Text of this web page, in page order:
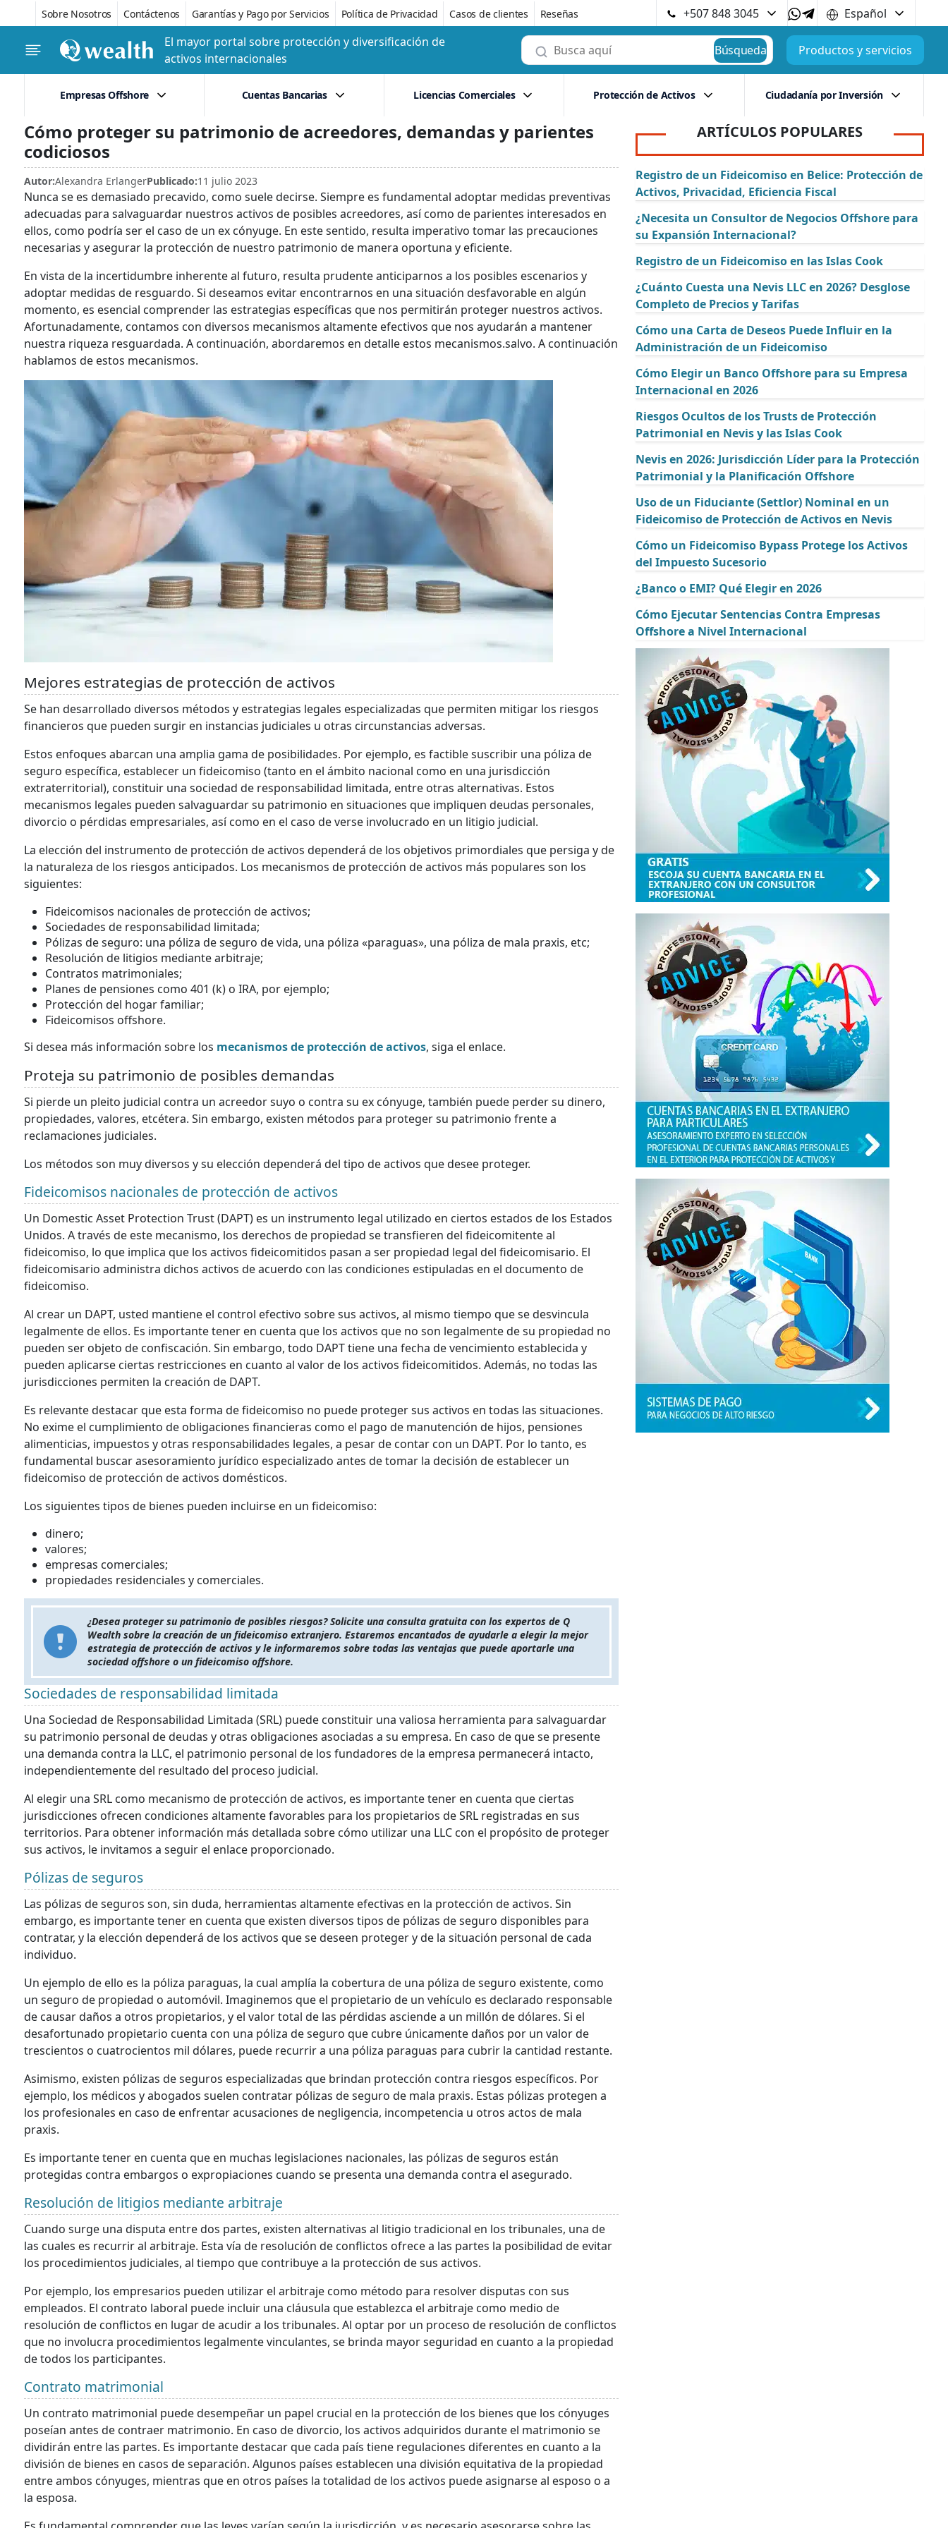
Sobre Nosotros Contáctenos Garantías y Pago por Servicios Política de Privacidad Casos de clientes Reseñas +507 848 3045
Español
El mayor portal sobre protección y diversificación de
activos internacionales
Búsqueda Productos y servicios
Empresas Offshore Cuentas Bancarias Licencias Comerciales Protección de Activos Ciudadanía por Inversión
Cómo proteger su patrimonio de acreedores, demandas y parientes
codiciosos
Autor:Alexandra ErlangerPublicado:11 julio 2023
Nunca se es demasiado precavido, como suele decirse. Siempre es fundamental adoptar medidas preventivas
adecuadas para salvaguardar nuestros activos de posibles acreedores, así como de parientes interesados en
ellos, como podría ser el caso de un ex cónyuge. En este sentido, resulta imperativo tomar las precauciones
necesarias y asegurar la protección de nuestro patrimonio de manera oportuna y eficiente.
En vista de la incertidumbre inherente al futuro, resulta prudente anticiparnos a los posibles escenarios y
adoptar medidas de resguardo. Si deseamos evitar encontrarnos en una situación desfavorable en algún
momento, es esencial comprender las estrategias específicas que nos permitirán proteger nuestros activos.
Afortunadamente, contamos con diversos mecanismos altamente efectivos que nos ayudarán a mantener
nuestra riqueza resguardada. A continuación, abordaremos en detalle estos mecanismos.salvo. A continuación
hablamos de estos mecanismos.
Mejores estrategias de protección de activos
Se han desarrollado diversos métodos y estrategias legales especializadas que permiten mitigar los riesgos
financieros que pueden surgir en instancias judiciales u otras circunstancias adversas.
Estos enfoques abarcan una amplia gama de posibilidades. Por ejemplo, es factible suscribir una póliza de
seguro específica, establecer un fideicomiso (tanto en el ámbito nacional como en una jurisdicción
extraterritorial), constituir una sociedad de responsabilidad limitada, entre otras alternativas. Estos
mecanismos legales pueden salvaguardar su patrimonio en situaciones que impliquen deudas personales,
divorcio o pérdidas empresariales, así como en el caso de verse involucrado en un litigio judicial.
La elección del instrumento de protección de activos dependerá de los objetivos primordiales que persiga y de
la naturaleza de los riesgos anticipados. Los mecanismos de protección de activos más populares son los
siguientes:
Fideicomisos nacionales de protección de activos;
Sociedades de responsabilidad limitada;
Pólizas de seguro: una póliza de seguro de vida, una póliza «paraguas», una póliza de mala praxis, etc;
Resolución de litigios mediante arbitraje;
Contratos matrimoniales;
Planes de pensiones como 401 (k) o IRA, por ejemplo;
Protección del hogar familiar;
Fideicomisos offshore.
Si desea más información sobre los mecanismos de protección de activos, siga el enlace.
Proteja su patrimonio de posibles demandas
Si pierde un pleito judicial contra un acreedor suyo o contra su ex cónyuge, también puede perder su dinero,
propiedades, valores, etcétera. Sin embargo, existen métodos para proteger su patrimonio frente a
reclamaciones judiciales.
Los métodos son muy diversos y su elección dependerá del tipo de activos que desee proteger.
Fideicomisos nacionales de protección de activos
Un Domestic Asset Protection Trust (DAPT) es un instrumento legal utilizado en ciertos estados de los Estados
Unidos. A través de este mecanismo, los derechos de propiedad se transfieren del fideicomitente al
fideicomiso, lo que implica que los activos fideicomitidos pasan a ser propiedad legal del fideicomisario. El
fideicomisario administra dichos activos de acuerdo con las condiciones estipuladas en el documento de
fideicomiso.
Al crear un DAPT, usted mantiene el control efectivo sobre sus activos, al mismo tiempo que se desvincula
legalmente de ellos. Es importante tener en cuenta que los activos que no son legalmente de su propiedad no
pueden ser objeto de confiscación. Sin embargo, todo DAPT tiene una fecha de vencimiento establecida y
pueden aplicarse ciertas restricciones en cuanto al valor de los activos fideicomitidos. Además, no todas las
jurisdicciones permiten la creación de DAPT.
Es relevante destacar que esta forma de fideicomiso no puede proteger sus activos en todas las situaciones.
No exime el cumplimiento de obligaciones financieras como el pago de manutención de hijos, pensiones
alimenticias, impuestos y otras responsabilidades legales, a pesar de contar con un DAPT. Por lo tanto, es
fundamental buscar asesoramiento jurídico especializado antes de tomar la decisión de establecer un
fideicomiso de protección de activos domésticos.
Los siguientes tipos de bienes pueden incluirse en un fideicomiso:
dinero;
valores;
empresas comerciales;
propiedades residenciales y comerciales.
¿Desea proteger su patrimonio de posibles riesgos? Solicite una consulta gratuita con los expertos de Q
Wealth sobre la creación de un fideicomiso extranjero. Estaremos encantados de ayudarle a elegir la mejor
estrategia de protección de activos y le informaremos sobre todas las ventajas que puede aportarle una
sociedad offshore o un fideicomiso offshore.
Sociedades de responsabilidad limitada
Una Sociedad de Responsabilidad Limitada (SRL) puede constituir una valiosa herramienta para salvaguardar
su patrimonio personal de deudas y otras obligaciones asociadas a su empresa. En caso de que se presente
una demanda contra la LLC, el patrimonio personal de los fundadores de la empresa permanecerá intacto,
independientemente del resultado del proceso judicial.
Al elegir una SRL como mecanismo de protección de activos, es importante tener en cuenta que ciertas
jurisdicciones ofrecen condiciones altamente favorables para los propietarios de SRL registradas en sus
territorios. Para obtener información más detallada sobre cómo utilizar una LLC con el propósito de proteger
sus activos, le invitamos a seguir el enlace proporcionado.
Pólizas de seguros
Las pólizas de seguros son, sin duda, herramientas altamente efectivas en la protección de activos. Sin
embargo, es importante tener en cuenta que existen diversos tipos de pólizas de seguro disponibles para
contratar, y la elección dependerá de los activos que se deseen proteger y de la situación personal de cada
individuo.
Un ejemplo de ello es la póliza paraguas, la cual amplía la cobertura de una póliza de seguro existente, como
un seguro de propiedad o automóvil. Imaginemos que el propietario de un vehículo es declarado responsable
de causar daños a otros propietarios, y el valor total de las pérdidas asciende a un millón de dólares. Si el
desafortunado propietario cuenta con una póliza de seguro que cubre únicamente daños por un valor de
trescientos o cuatrocientos mil dólares, puede recurrir a una póliza paraguas para cubrir la cantidad restante.
Asimismo, existen pólizas de seguros especializadas que brindan protección contra riesgos específicos. Por
ejemplo, los médicos y abogados suelen contratar pólizas de seguro de mala praxis. Estas pólizas protegen a
los profesionales en caso de enfrentar acusaciones de negligencia, incompetencia u otros actos de mala
praxis.
Es importante tener en cuenta que en muchas legislaciones nacionales, las pólizas de seguros están
protegidas contra embargos o expropiaciones cuando se presenta una demanda contra el asegurado.
Resolución de litigios mediante arbitraje
Cuando surge una disputa entre dos partes, existen alternativas al litigio tradicional en los tribunales, una de
las cuales es recurrir al arbitraje. Esta vía de resolución de conflictos ofrece a las partes la posibilidad de evitar
los procedimientos judiciales, al tiempo que contribuye a la protección de sus activos.
Por ejemplo, los empresarios pueden utilizar el arbitraje como método para resolver disputas con sus
empleados. El contrato laboral puede incluir una cláusula que establezca el arbitraje como medio de
resolución de conflictos en lugar de acudir a los tribunales. Al optar por un proceso de resolución de conflictos
que no involucra procedimientos legalmente vinculantes, se brinda mayor seguridad en cuanto a la propiedad
de todos los participantes.
Contrato matrimonial
Un contrato matrimonial puede desempeñar un papel crucial en la protección de los bienes que los cónyuges
poseían antes de contraer matrimonio. En caso de divorcio, los activos adquiridos durante el matrimonio se
dividirán entre las partes. Es importante destacar que cada país tiene regulaciones diferentes en cuanto a la
división de bienes en casos de separación. Algunos países establecen una división equitativa de la propiedad
entre ambos cónyuges, mientras que en otros países la totalidad de los activos puede asignarse al esposo o a
la esposa.
ARTÍCULOS POPULARES
Registro de un Fideicomiso en Belice: Protección de
Activos, Privacidad, Eficiencia Fiscal
¿Necesita un Consultor de Negocios Offshore para
su Expansión Internacional?
Registro de un Fideicomiso en las Islas Cook
¿Cuánto Cuesta una Nevis LLC en 2026? Desglose
Completo de Precios y Tarifas
Cómo una Carta de Deseos Puede Influir en la
Administración de un Fideicomiso
Cómo Elegir un Banco Offshore para su Empresa
Internacional en 2026
Riesgos Ocultos de los Trusts de Protección
Patrimonial en Nevis y las Islas Cook
Nevis en 2026: Jurisdicción Líder para la Protección
Patrimonial y la Planificación Offshore
Uso de un Fiduciante (Settlor) Nominal en un
Fideicomiso de Protección de Activos en Nevis
Cómo un Fideicomiso Bypass Protege los Activos
del Impuesto Sucesorio
¿Banco o EMI? Qué Elegir en 2026
Cómo Ejecutar Sentencias Contra Empresas
Offshore a Nivel Internacional